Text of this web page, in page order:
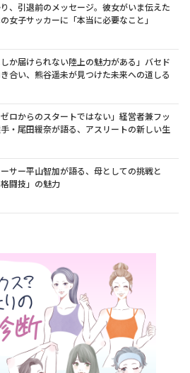
、引退前のメッセージ。彼女がいま伝えた
女子サッカーに「本当に必要なこと」
しか届けられない陸上の魅力がある」バセド
合い、熊谷遥未が見つけた未来への道しる
ゼロからのスタートではない」経営者兼フッ
手・尾田緩奈が語る、アスリートの新しい生
サー平山智加が語る、母としての挑戦と
格闘技」の魅力